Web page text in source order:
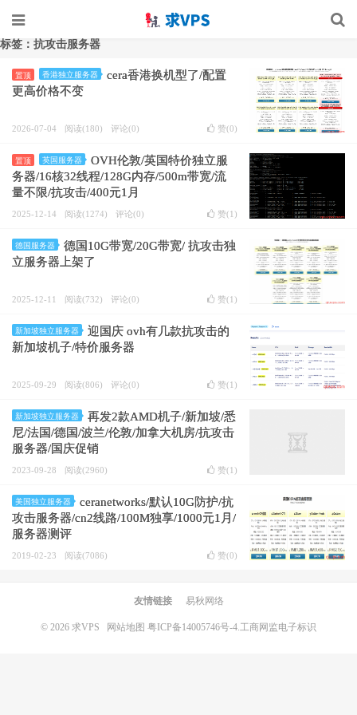
标签：抗攻击服务器
香港独立服务器
cera香港换机型了/配置
更高价格不变
置顶
2026-07-04 阅读(180) 评论(0) 赞(0)
英国服务器
OVH伦敦/英国特价独立服
务器/16核32线程/128G内存/500m带宽/流
量不限/抗攻击/400元1月
置顶
2025-12-14 阅读(1274) 评论(0) 赞(1 )
德国服务器
德国10G带宽/20G带宽/ 抗攻击独
立服务器上架了
2025-12-11 阅读(732) 评论(0) 赞(1 )
新加坡独立服务器
迎国庆 ovh有几款抗攻击的
新加坡机子/特价服务器
2025-09-29 阅读(806) 评论(0) 赞(1 )
新加坡独立服务器
再发2款AMD机子/新加坡/悉
尼/法国/德国/波兰/伦敦/加拿大机房/抗攻击
服务器/国庆促销
2023-09-28 阅读(2960) 赞(1 )
美国独立服务器
ceranetworks/默认10G防护/抗
攻击服务器/cn2线路/100M独享/1000元1月/
服务器测评
2019-02-23 阅读(7086) 赞(0)
友情链接 易秋网络
© 2026 求VPS 网站地图 粤ICP备14005746号-4.工商网监电子标识